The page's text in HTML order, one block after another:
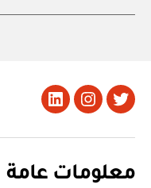
تويتر Instagram
LinkedIn
معلومات عامة